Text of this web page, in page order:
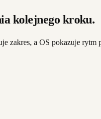
kolejnego kroku.
zakres, a OS pokazuje rytm